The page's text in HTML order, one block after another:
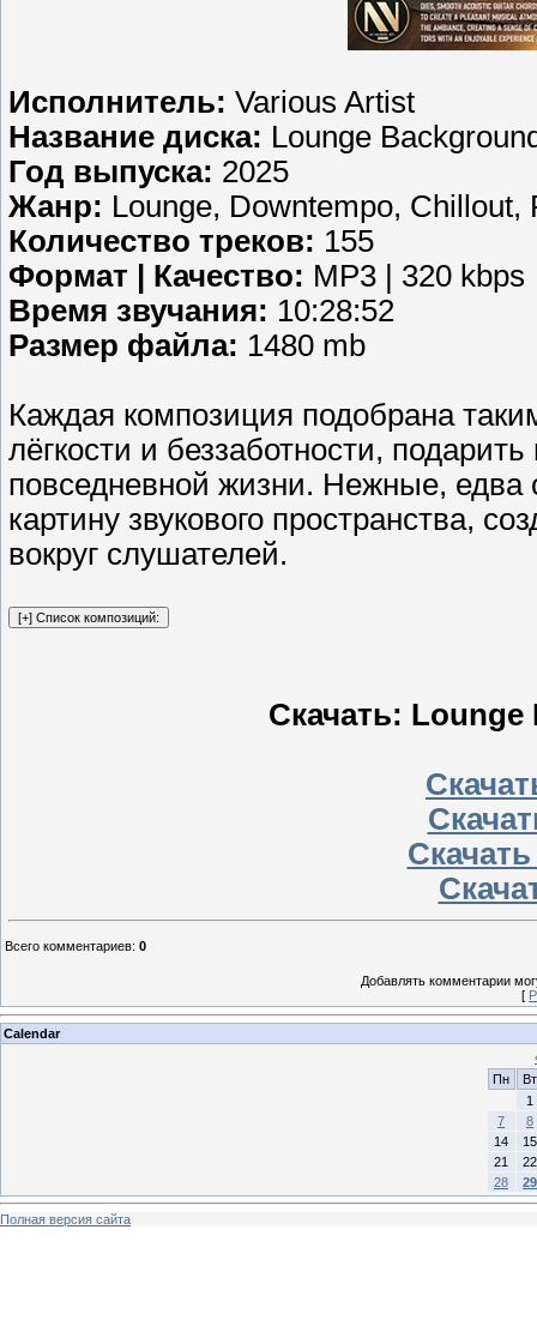
Исполнитель: Various Artist
Название диска: Lounge
Год выпуска: 2025
Жанр: Lounge, Downtempo, Chillout,
Количество треков: 155
Формат | Качество: MP3 | 320 kbps
Время звучания: 10:28:52
Размер файла: 1480 mb
Каждая композиция подобрана
лёгкости и беззаботности,
повседневной жизни. Нежные,
картину звукового пространства,
вокруг слушателей.
Скачать: Lounge
Всего комментариев: 0
Добавлять комментарии
[
Calendar
Пн
Вт
1
7
8
14
15
21
22
28
29
Полная версия сайта